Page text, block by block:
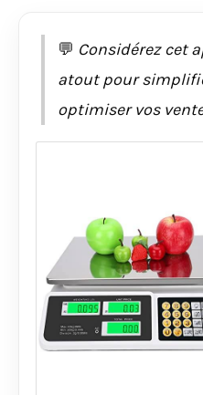
💬 Considérez cet
atout pour
optimiser vos